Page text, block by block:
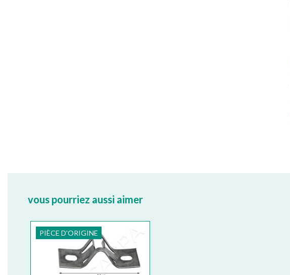
vous pourriez aussi aimer
PIÈCE D'ORIGINE